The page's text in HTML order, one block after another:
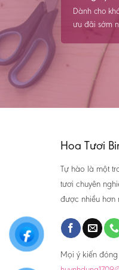
Dành cho
ưu đãi sớm
Hoa Tươi
Tự hào là một
tươi chuyên
được nhiều hơn
Mọi ý kiến